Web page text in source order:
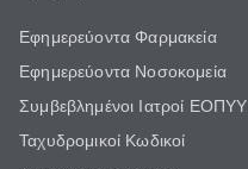
Εφημερεύοντα Φαρμακεία
Εφημερεύοντα Νοσοκομεία
Συμβεβλημένοι Ιατροί ΕΟΠΥΥ
Ταχυδρομικοί Κωδικοί